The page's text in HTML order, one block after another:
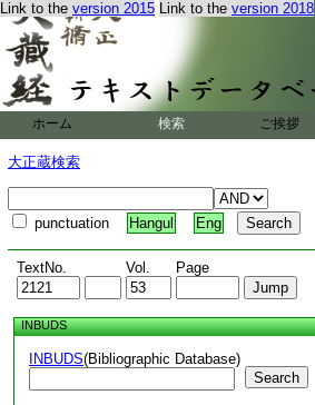
Link to the version 2015 Link to the version 2018
ホーム 検索 ご挨拶
大正蔵検索
punctuation Hangul Eng
TextNo. Vol. Page
INBUDS
INBUDS(Bibliographic Database)
Search